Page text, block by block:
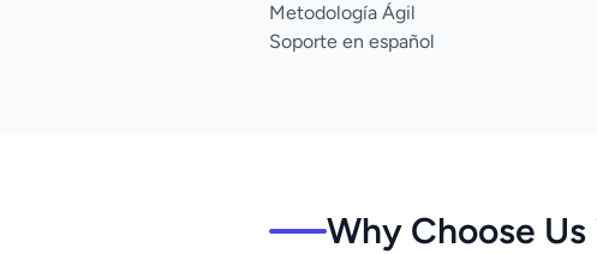
Metodología Ágil
Soporte en español
Why Choose